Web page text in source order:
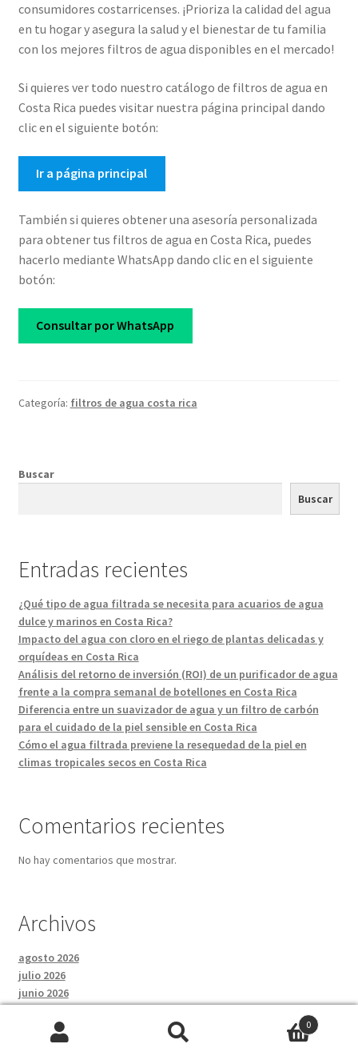
consumidores costarricenses. ¡Prioriza la calidad del agua
en tu hogar y asegura la salud y el bienestar de tu familia
con los mejores filtros de agua disponibles en el mercado!
Si quieres ver todo nuestro catálogo de filtros de agua en
Costa Rica puedes visitar nuestra página principal dando
clic en el siguiente botón:
Ir a página principal
También si quieres obtener una asesoría personalizada
para obtener tus filtros de agua en Costa Rica, puedes
hacerlo mediante WhatsApp dando clic en el siguiente
botón:
Consultar por WhatsApp
Categoría: filtros de agua costa rica
Buscar
Buscar
Entradas recientes
¿Qué tipo de agua filtrada se necesita para acuarios de agua
dulce y marinos en Costa Rica?
Impacto del agua con cloro en el riego de plantas delicadas y
orquídeas en Costa Rica
Análisis del retorno de inversión (ROI) de un purificador de agua
frente a la compra semanal de botellones en Costa Rica
Diferencia entre un suavizador de agua y un filtro de carbón
para el cuidado de la piel sensible en Costa Rica
Cómo el agua filtrada previene la resequedad de la piel en
climas tropicales secos en Costa Rica
Comentarios recientes
No hay comentarios que mostrar.
Archivos
agosto 2026
julio 2026
junio 2026
abril 2026
marzo 2026
0